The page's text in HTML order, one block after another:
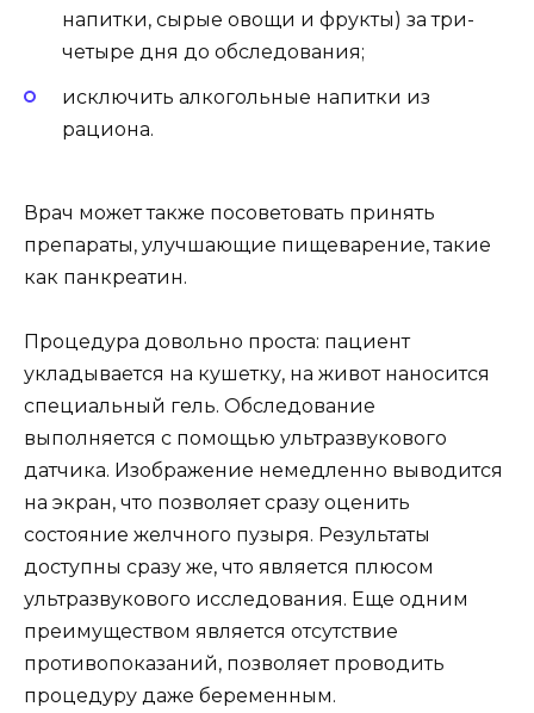
напитки, сырые овощи и фрукты) за три-
четыре дня до обследования;
исключить алкогольные напитки из
рациона.
Врач может также посоветовать принять
препараты, улучшающие пищеварение, такие
как панкреатин.
Процедура довольно проста: пациент
укладывается на кушетку, на живот наносится
специальный гель. Обследование
выполняется с помощью ультразвукового
датчика. Изображение немедленно выводится
на экран, что позволяет сразу оценить
состояние желчного пузыря. Результаты
доступны сразу же, что является плюсом
ультразвукового исследования. Еще одним
преимуществом является отсутствие
противопоказаний, позволяет проводить
процедуру даже беременным.